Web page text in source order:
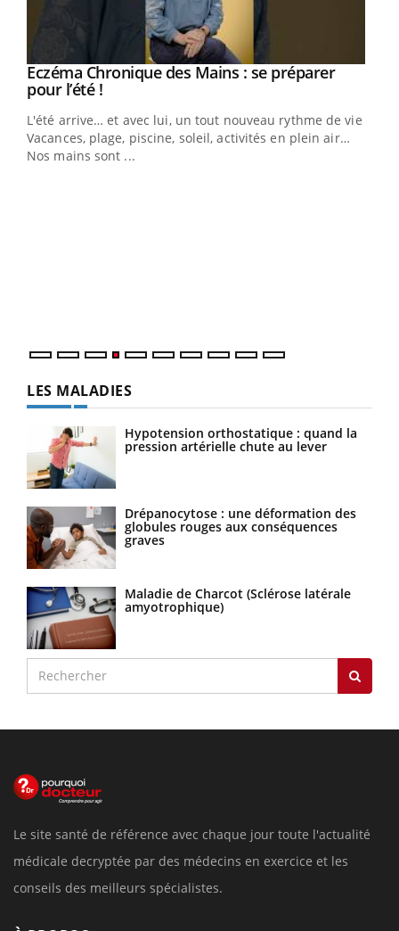
Youtube
Eczéma Chronique des Mains : se préparer
pour l’été !Youtube
L'été arrive… et avec lui, un tout nouveau rythme de vie !
Vacances, plage, piscine, soleil, activités en plein air…
Nos mains sont ...
LES MALADIES
Hypotension orthostatique : quand la
pression artérielle chute au lever
Drépanocytose : une déformation des
globules rouges aux conséquences
graves
Maladie de Charcot (Sclérose latérale
amyotrophique)
Le site santé de référence avec chaque jour toute l'actualité
médicale decryptée par des médecins en exercice et les
conseils des meilleurs spécialistes.